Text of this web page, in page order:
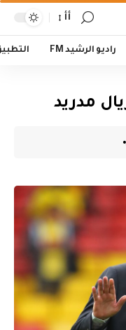
أأ
راديو الرشيد FM
مدريد